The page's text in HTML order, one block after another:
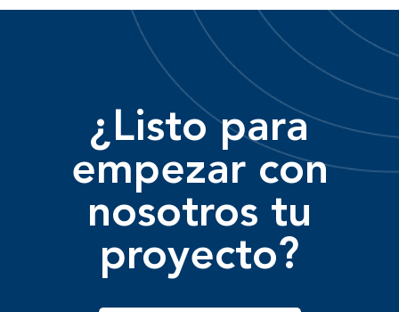
¿Listo para
empezar con
nosotros tu
proyecto?